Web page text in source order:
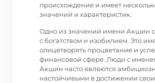
происхождение и имеет
значений и характеристик.
Одно из значений имени Акшин
с богатством и изобилием. Это
олицетворять процветание и
финансовой сфере. Люди с
Акшин часто являются
настойчивыми в достижении